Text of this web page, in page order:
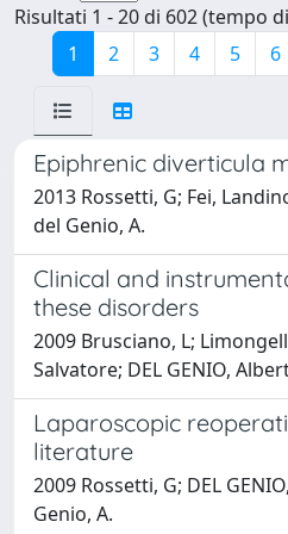
Risultati 1 - 20 di 602 (tempo
1
2 3 4 5 6
Epiphrenic diverticula
2013 Rossetti, G; Fei,
del Genio, A.
Clinical and
these disorders
2009 Brusciano, L;
Salvatore; DEL GENIO,
Laparoscopic
literature
2009 Rossetti, G; DEL
Genio, A.